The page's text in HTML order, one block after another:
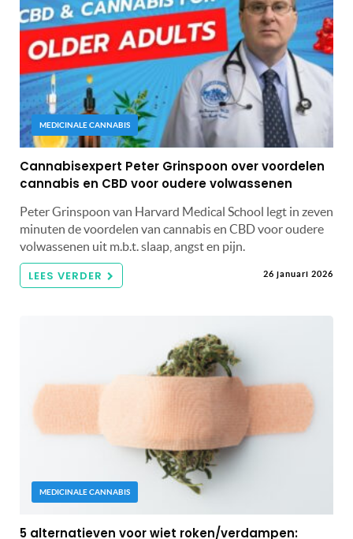
MEDICINALE CANNABIS
Cannabisexpert Peter Grinspoon over voordelen
cannabis en CBD voor oudere volwassenen
Peter Grinspoon van Harvard Medical School legt in zeven
minuten de voordelen van cannabis en CBD voor oudere
volwassenen uit m.b.t. slaap, angst en pijn.
LEES VERDER 26 januari 2026
MEDICINALE CANNABIS
5 alternatieven voor wiet roken/verdampen: